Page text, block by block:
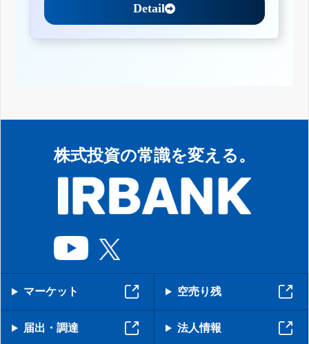
Detail
株式投資の常識を変える。
マーケット 空売り残
届出・調達 法人情報